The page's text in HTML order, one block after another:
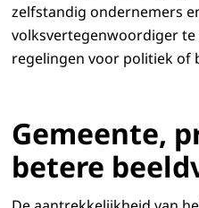
zelfstandig ondernemers
volksvertegenwoordiger te
regelingen voor politiek of
Gemeente,
betere